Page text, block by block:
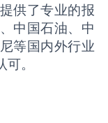
供了专业的报
中国石油、中
等国内外行业
。